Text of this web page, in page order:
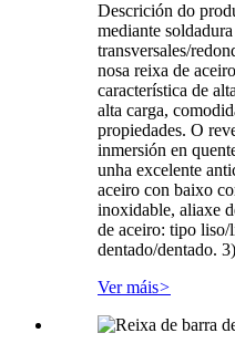
Descrición do
mediante
transversales/
nosa reixa de
característica de
alta carga,
propiedades. O
inmersión en
unha excelente
aceiro con baixo
inoxidable, aliaxe
de aceiro: tipo
dentado/dentado.
Ver máis>